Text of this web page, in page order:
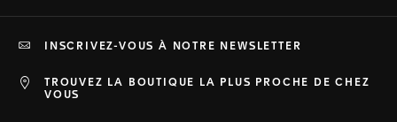
TROUVEZ LA BOUTIQUE LA PLUS PROCHE DE CHEZ
VOUS
INSCRIVEZ-VOUS À NOTRE NEWSLETTER